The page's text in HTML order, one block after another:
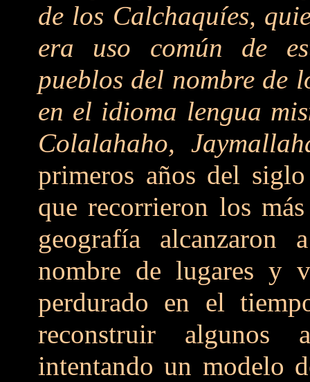
de los Calchaquíes,
era uso común de
pueblos del nombre de
en el idioma lengua
Colalahaho,
primeros años del
que recorrieron los
geografía alcanzaron
nombre de lugares y
perdurado en el
reconstruir algunos
intentando un modelo